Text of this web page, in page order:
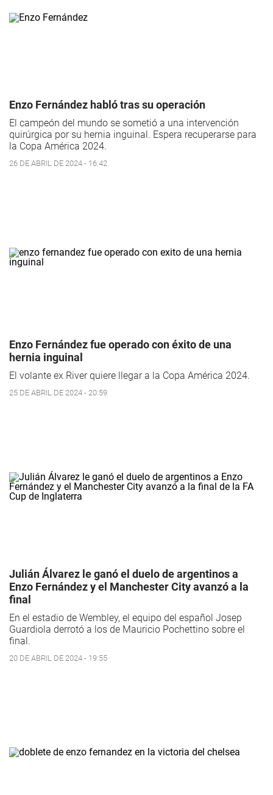
Enzo Fernández habló tras su operación
El campeón del mundo se sometió a una intervención
quirúrgica por su hernia inguinal. Espera recuperarse para
la Copa América 2024.
26 DE ABRIL DE 2024 - 16:42
Enzo Fernández fue operado con éxito de una
hernia inguinal
El volante ex River quiere llegar a la Copa América 2024.
25 DE ABRIL DE 2024 - 20:59
Julián Álvarez le ganó el duelo de argentinos a
Enzo Fernández y el Manchester City avanzó a la
final
En el estadio de Wembley, el equipo del español Josep
Guardiola derrotó a los de Mauricio Pochettino sobre el
final.
20 DE ABRIL DE 2024 - 19:55